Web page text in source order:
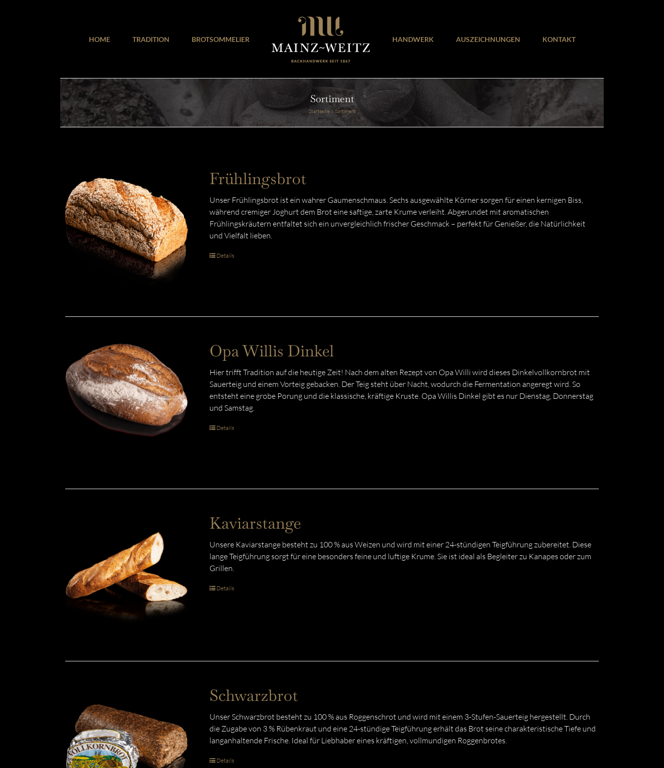
HOME TRADITION BROTSOMMELIER HANDWERK AUSZEICHNUNGEN KONTAKT
Sortiment
Startseite Sortiment
Frühlingsbrot
Unser Frühlingsbrot ist ein wahrer Gaumenschmaus. Sechs ausgewählte Körner sorgen für einen kernigen Biss,
während cremiger Joghurt dem Brot eine saftige, zarte Krume verleiht. Abgerundet mit aromatischen
Frühlingskräutern entfaltet sich ein unvergleichlich frischer Geschmack – perfekt für Genießer, die Natürlichkeit
und Vielfalt lieben.
Details
Opa Willis Dinkel
Hier trifft Tradition auf die heutige Zeit! Nach dem alten Rezept von Opa Willi wird dieses Dinkelvollkornbrot mit
Sauerteig und einem Vorteig gebacken. Der Teig steht über Nacht, wodurch die Fermentation angeregt wird. So
entsteht eine grobe Porung und die klassische, kräftige Kruste. Opa Willis Dinkel gibt es nur Dienstag, Donnerstag
und Samstag.
Details
Kaviarstange
Unsere Kaviarstange besteht zu 100 % aus Weizen und wird mit einer 24-stündigen Teigführung zubereitet. Diese
lange Teigführung sorgt für eine besonders feine und luftige Krume. Sie ist ideal als Begleiter zu Kanapes oder zum
Grillen.
Details
Schwarzbrot
Unser Schwarzbrot besteht zu 100 % aus Roggenschrot und wird mit einem 3-Stufen-Sauerteig hergestellt. Durch
die Zugabe von 3 % Rübenkraut und eine 24-stündige Teigführung erhält das Brot seine charakteristische Tiefe und
langanhaltende Frische. Ideal für Liebhaber eines kräftigen, vollmundigen Roggenbrotes.
Details